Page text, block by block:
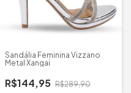
Sandália Feminina Vizzano
Metal Xangai
R$144,95 R$289,90